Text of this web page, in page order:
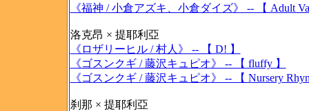
《福神 / 小倉アズキ、小倉ダイズ》 -- 【 Adult
洛克昂 × 提耶利亞
《ロザリーヒル / 村人》 -- 【 D! 】
《ゴスンクギ / 藤沢キュピオ》 -- 【 fluffy 】
《ゴスンクギ / 藤沢キュピオ》 -- 【 Nursery
刹那 × 提耶利亞